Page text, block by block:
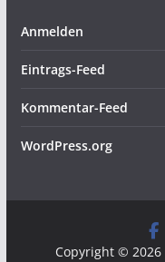
Anmelden
Eintrags-Feed
Kommentar-Feed
WordPress.org
Copyright © 2026